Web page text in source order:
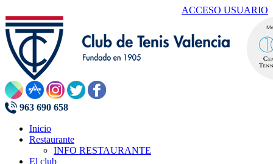
ACCESO USUARIO
963 690 658
Inicio
Restaurante
INFO RESTAURANTE
El club